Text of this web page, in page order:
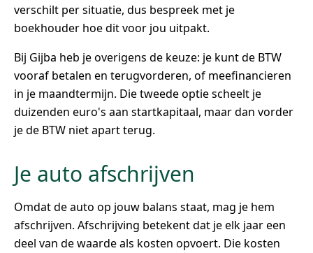
verschilt per situatie, dus bespreek met je
boekhouder hoe dit voor jou uitpakt.
Bij Gijba heb je overigens de keuze: je kunt de BTW
vooraf betalen en terugvorderen, of meefinancieren
in je maandtermijn. Die tweede optie scheelt je
duizenden euro's aan startkapitaal, maar dan vorder
je de BTW niet apart terug.
Je auto afschrijven
Omdat de auto op jouw balans staat, mag je hem
afschrijven. Afschrijving betekent dat je elk jaar een
deel van de waarde als kosten opvoert. Die kosten